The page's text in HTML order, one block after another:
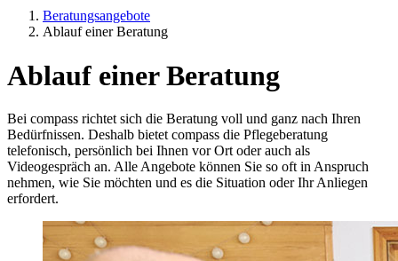
Beratungsangebote
Ablauf einer Beratung
Ablauf einer Beratung
Bei compass richtet sich die Beratung voll und ganz nach Ihren
Bedürfnissen. Deshalb bietet compass die Pflegeberatung
telefonisch, persönlich bei Ihnen vor Ort oder auch als
Videogespräch an. Alle Angebote können Sie so oft in Anspruch
nehmen, wie Sie möchten und es die Situation oder Ihr Anliegen
erfordert.